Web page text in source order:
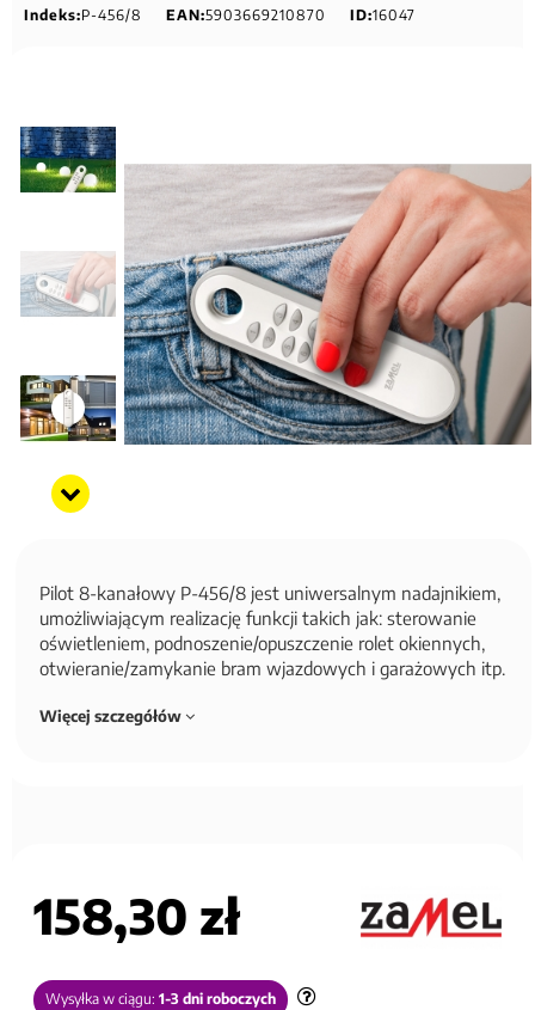
Indeks:P-456/8 EAN:5903669210870 ID:16047
Pilot 8-kanałowy P-456/8 jest uniwersalnym nadajnikiem,
umożliwiającym realizację funkcji takich jak: sterowanie
oświetleniem, podnoszenie/opuszczenie rolet okiennych,
otwieranie/zamykanie bram wjazdowych i garażowych itp.
Więcej szczegółów
158,30 zł
Wysyłka w ciągu: 1-3 dni roboczych